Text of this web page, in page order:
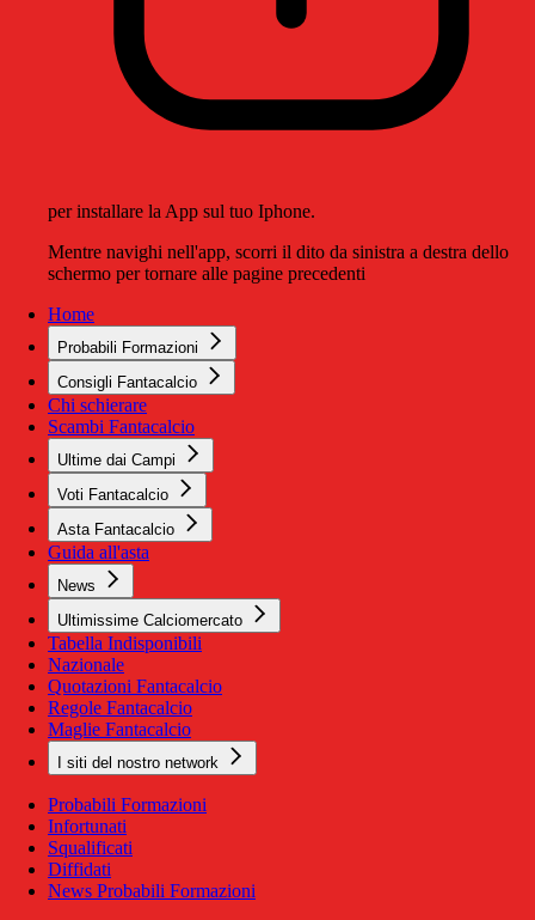
per installare la App sul tuo Iphone.
Mentre navighi nell'app, scorri il dito da sinistra a destra dello
schermo per tornare alle pagine precedenti
Home
Probabili Formazioni
Consigli Fantacalcio
Chi schierare
Scambi Fantacalcio
Ultime dai Campi
Voti Fantacalcio
Asta Fantacalcio
Guida all'asta
News
Ultimissime Calciomercato
Tabella Indisponibili
Nazionale
Quotazioni Fantacalcio
Regole Fantacalcio
Maglie Fantacalcio
I siti del nostro network
Probabili Formazioni
Infortunati
Squalificati
Diffidati
News Probabili Formazioni